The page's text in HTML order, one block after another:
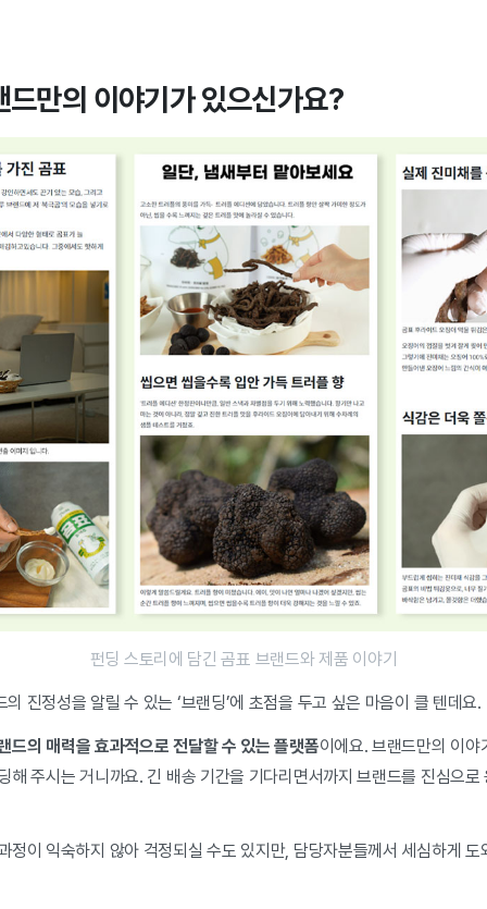
드만의 이야기가 있으신가요?
펀딩 스토리에 담긴 곰표 브랜드와 제품 이야기
진정성을 알릴 수 있는 ‘브랜딩’에 초점을 두고 싶은 마음이 클 텐데요.
드의 매력을 효과적으로 전달할 수 있는 플랫폼이에요.브랜드만의 이야
해 주시는 거니까요. 긴 배송 기간을 기다리면서까지 브랜드를 진심으로
정이 익숙하지 않아 걱정되실 수도 있지만, 담당자분들께서 세심하게